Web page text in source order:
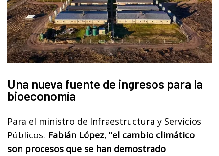
Una nueva fuente de ingresos para la
bioeconomía
Para el ministro de Infraestructura y Servicios
Públicos, Fabián López, "el cambio climático
son procesos que se han demostrado